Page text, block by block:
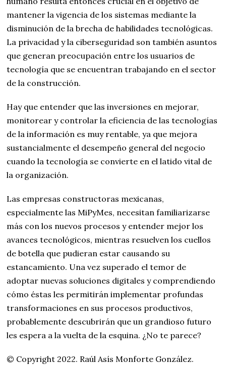
mantener la vigencia de los sistemas mediante la
disminución de la brecha de habilidades tecnológicas.
La privacidad y la ciberseguridad son también asuntos
que generan preocupación entre los usuarios de
tecnología que se encuentran trabajando en el sector
de la construcción.
Hay que entender que las inversiones en mejorar,
monitorear y controlar la eficiencia de las tecnologías
de la información es muy rentable, ya que mejora
sustancialmente el desempeño general del negocio
cuando la tecnología se convierte en el latido vital de
la organización.
Las empresas constructoras mexicanas,
especialmente las MiPyMes, necesitan familiarizarse
más con los nuevos procesos y entender mejor los
avances tecnológicos, mientras resuelven los cuellos
de botella que pudieran estar causando su
estancamiento. Una vez superado el temor de
adoptar nuevas soluciones digitales y comprendiendo
cómo éstas les permitirán implementar profundas
transformaciones en sus procesos productivos,
probablemente descubrirán que un grandioso futuro
les espera a la vuelta de la esquina. ¿No te parece?
© Copyright 2022. Raúl Asís Monforte González.